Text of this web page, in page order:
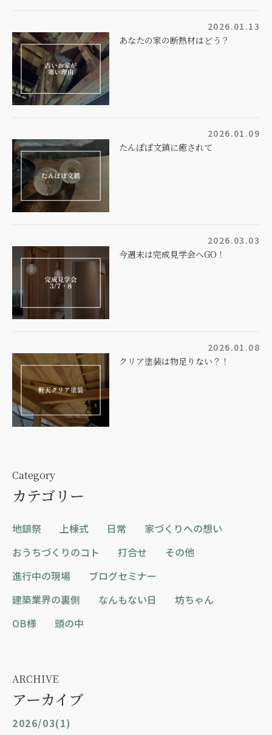
2026.01.13
あなたの家の断熱材はどう？
2026.01.09
たんぽぽ文鎮に癒されて
2026.03.03
今週末は完成見学会へGO！
2026.01.08
クリア塗装は物足りない？！
Category
カテゴリー
地鎮祭 上棟式 日常
家づくりへの想い
おうちづくりのコト
打合せ
その他
進行中の現場
ブログセミナー
建築業界の裏側
なんもない日
坊ちゃん
OB様
頭の中
ARCHIVE
アーカイブ
2026/03(1)